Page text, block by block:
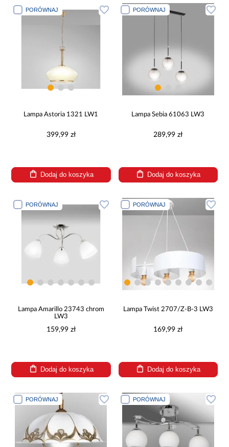
PORÓWNAJ
Lampa Astoria 1321 LW1
399,99 zł
Dodaj do koszyka
PORÓWNAJ
Lampa Sebia 61063 LW3
289,99 zł
Dodaj do koszyka
PORÓWNAJ
Lampa Amarillo 23743 chrom
LW3
159,99 zł
Dodaj do koszyka
PORÓWNAJ
Lampa Twist 2707/Z-B-3 LW3
169,99 zł
Dodaj do koszyka
PORÓWNAJ PORÓWNAJ